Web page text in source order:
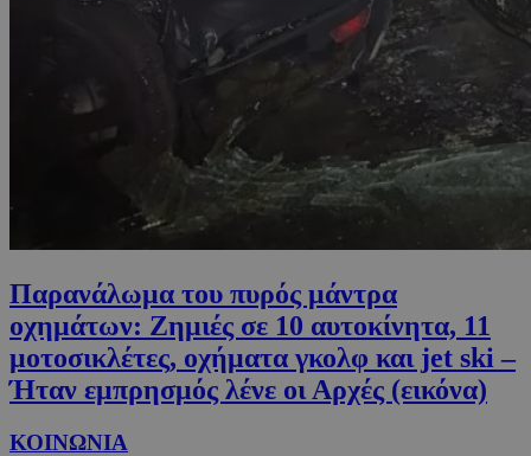
Παρανάλωμα του πυρός μάντρα
οχημάτων: Ζημιές σε 10 αυτοκίνητα, 11
μοτοσικλέτες, οχήματα γκολφ και jet ski –
Ήταν εμπρησμός λένε οι Αρχές (εικόνα)
ΚΟΙΝΩΝΙΑ